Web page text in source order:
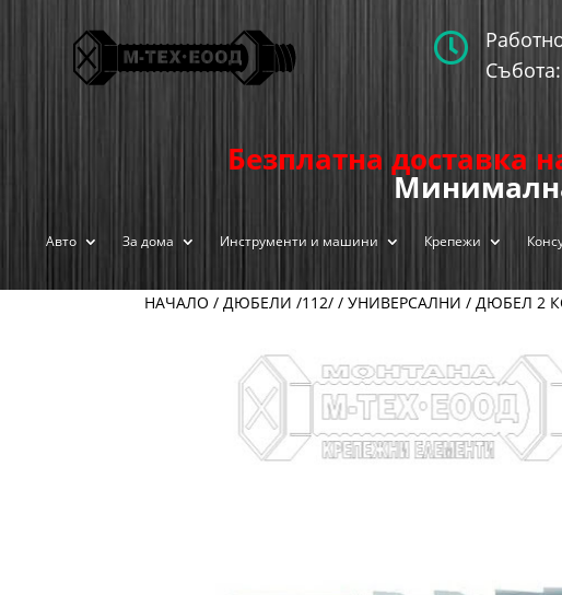

Безплатна доставка
Авто За дома Инструменти и машини Крепежи
НАЧАЛО / ДЮБЕЛИ /112/ / УНИВЕРСАЛНИ / ДЮБЕЛ 2